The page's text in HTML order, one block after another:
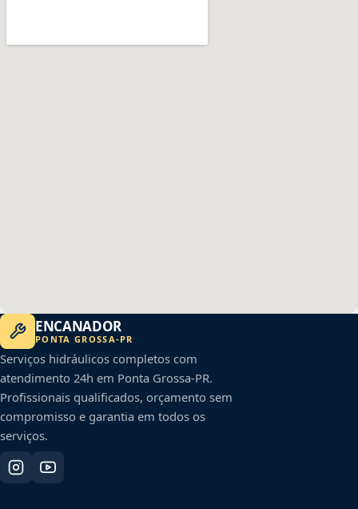
ENCANADOR
PONTA GROSSA-PR
Serviços hidráulicos completos com
atendimento 24h em Ponta Grossa-PR.
Profissionais qualificados, orçamento sem
compromisso e garantia em todos os
serviços.